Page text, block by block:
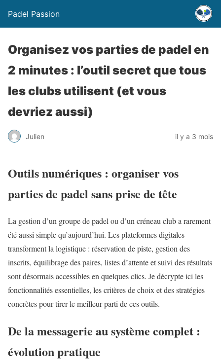
Padel Passion
Organisez vos parties de padel en
2 minutes : l’outil secret que tous
les clubs utilisent (et vous
devriez aussi)
Julien il y a 3 mois
Outils numériques : organiser vos
parties de padel sans prise de tête
La gestion d’un groupe de padel ou d’un créneau club a rarement
été aussi simple qu’aujourd’hui. Les plateformes digitales
transforment la logistique : réservation de piste, gestion des
inscrits, équilibrage des paires, listes d’attente et suivi des résultats
sont désormais accessibles en quelques clics. Je décrypte ici les
fonctionnalités essentielles, les critères de choix et des stratégies
concrètes pour tirer le meilleur parti de ces outils.
De la messagerie au système complet :
évolution pratique